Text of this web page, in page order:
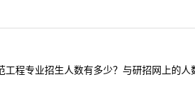
程专业招生人数有多少？与研招网上的人